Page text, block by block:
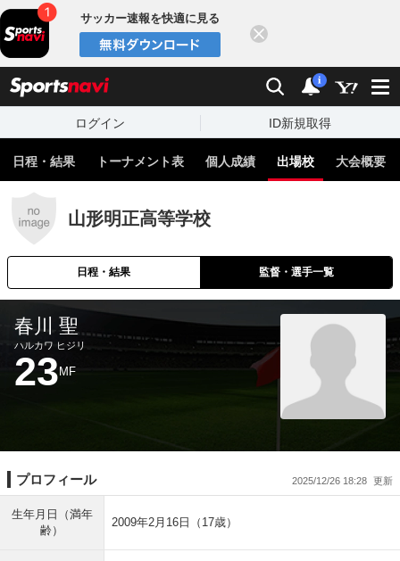
サッカー速報を快適に見る
検索 通知
i
ログイン ID新規取得
日程・結果 トーナメント表 個人成績 出場校 大会概要
山形明正高等学校
日程・結果 監督・選手一覧
春川 聖
ハルカワ ヒジリ
23 MF
プロフィール 2025/12/26 18:28
生年月日（満年
齢）
2009年2月16日（17歳）